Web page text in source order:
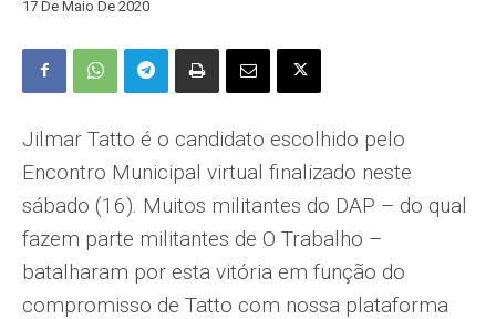
17 De Maio De 2020
Jilmar Tatto é o candidato escolhido pelo
Encontro Municipal virtual finalizado neste
sábado (16). Muitos militantes do DAP – do qual
fazem parte militantes de O Trabalho –
batalharam por esta vitória em função do
compromisso de Tatto com nossa plataforma